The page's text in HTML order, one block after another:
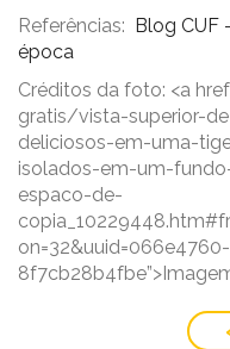
Referências: Blog CUF
época
Créditos da foto: <a
gratis/vista-superior-
deliciosos-em-uma-
isolados-em-um-
espaco-de-